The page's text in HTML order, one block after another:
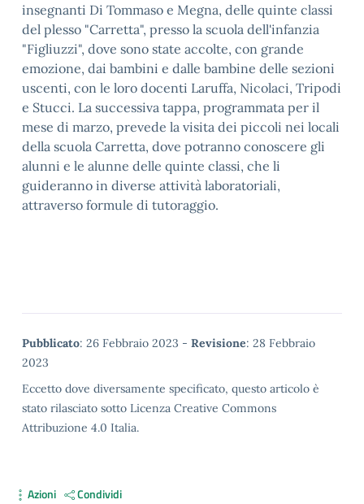
insegnanti Di Tommaso e Megna, delle quinte classi
del plesso "Carretta", presso la scuola dell'infanzia
"Figliuzzi", dove sono state accolte, con grande
emozione, dai bambini e dalle bambine delle sezioni
uscenti, con le loro docenti Laruffa, Nicolaci, Tripodi
e Stucci. La successiva tappa, programmata per il
mese di marzo, prevede la visita dei piccoli nei locali
della scuola Carretta, dove potranno conoscere gli
alunni e le alunne delle quinte classi, che li
guideranno in diverse attività laboratoriali,
attraverso formule di tutoraggio.
Metadata
Pubblicato: 26 Febbraio 2023 - Revisione: 28 Febbraio
2023
Eccetto dove diversamente specificato, questo articolo è
stato rilasciato sotto Licenza Creative Commons
Attribuzione 4.0 Italia.
Azioni Condividi